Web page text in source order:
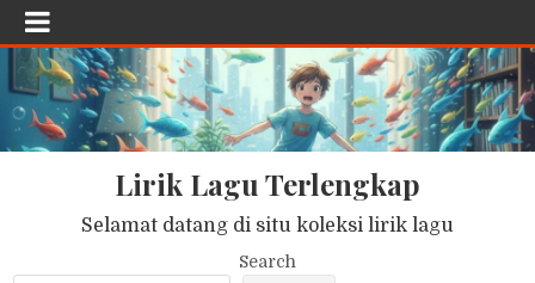
Lirik Lagu Terlengkap
Selamat datang di situ koleksi lirik lagu
Search